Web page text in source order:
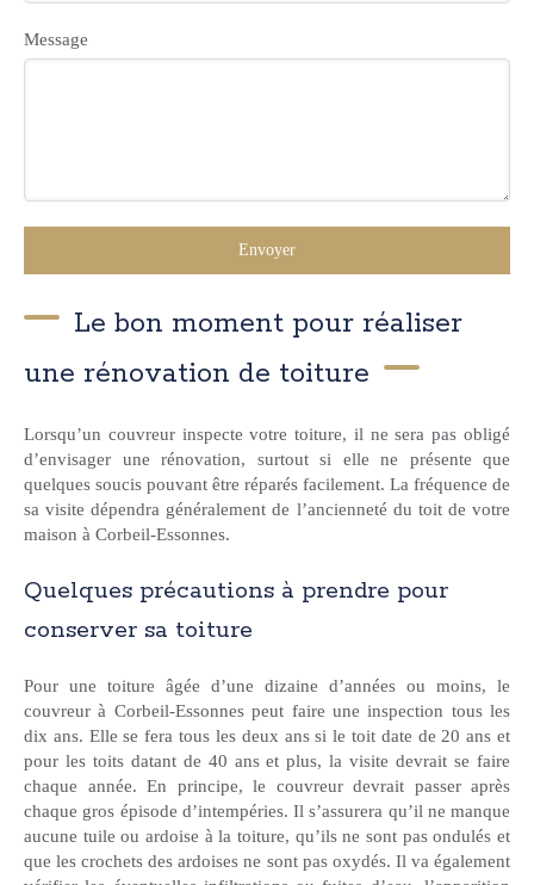
Message
Envoyer
Le bon moment pour réaliser
une rénovation de toiture
Lorsqu’un couvreur inspecte votre toiture, il ne sera pas obligé
d’envisager une rénovation, surtout si elle ne présente que
quelques soucis pouvant être réparés facilement. La fréquence de
sa visite dépendra généralement de l’ancienneté du toit de votre
maison à Corbeil-Essonnes.
Quelques précautions à prendre pour
conserver sa toiture
Pour une toiture âgée d’une dizaine d’années ou moins, le
couvreur à Corbeil-Essonnes peut faire une inspection tous les
dix ans. Elle se fera tous les deux ans si le toit date de 20 ans et
pour les toits datant de 40 ans et plus, la visite devrait se faire
chaque année. En principe, le couvreur devrait passer après
chaque gros épisode d’intempéries. Il s’assurera qu’il ne manque
aucune tuile ou ardoise à la toiture, qu’ils ne sont pas ondulés et
que les crochets des ardoises ne sont pas oxydés. Il va également